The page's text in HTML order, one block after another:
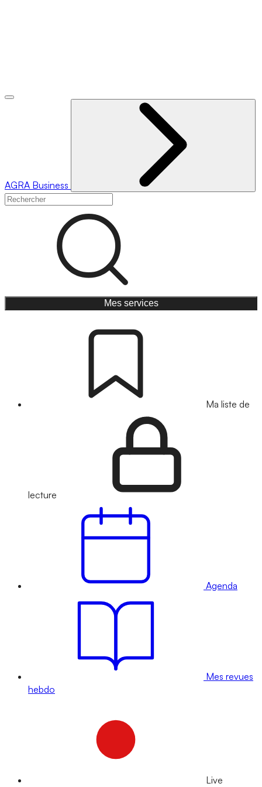
AGRA Business
Mes services
Ma liste de
lecture
Agenda
Mes revues
hebdo
Live